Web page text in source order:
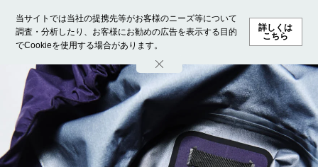
当サイトでは当社の提携先等がお客様のニーズ等について
調査・分析したり、お客様にお勧めの広告を表示する目的
でCookieを使用する場合があります。
詳しくは
こちら
ホーム モデル募集 ランキング ファッション ビューテ